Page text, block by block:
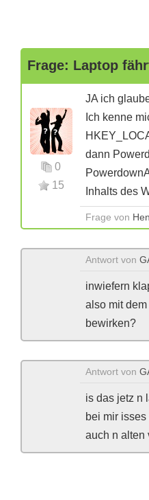
Frage: Laptop
0
15
JA ich
Ich kenne
dann
Inhalts des
Frage von
Antwort von
inwiefern
also mit
bewirken?
Antwort von
is das jetz n
bei mir
auch n alten